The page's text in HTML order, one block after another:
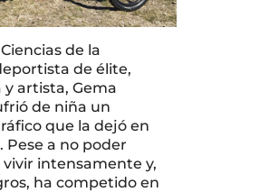
de la
de élite,
artista, Gema
de niña un
que la dejó en
Pese a no poder
intensamente y,
ha competido en